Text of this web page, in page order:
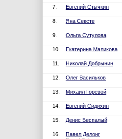
7. Евгений Стычкин
8. Яна Сексте
9. Ольга Сутулова
10. Екатерина Маликова
11. Николай Добрынин
12. Олег Васильков
13. Михаил Горевой
14. Евгений Сидихин
15. Денис Беспалый
16.
Павел Делонг